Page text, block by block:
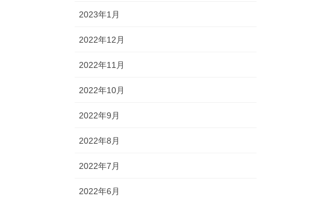
2023年1月
2022年12月
2022年11月
2022年10月
2022年9月
2022年8月
2022年7月
2022年6月